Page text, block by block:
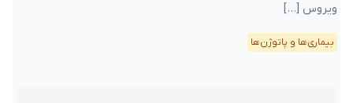
ویروس […]
بیماری‌ها و پاتوژن‌ها